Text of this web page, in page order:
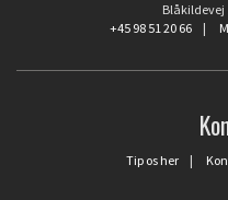
+45 98 51 20 66|
Tip os her |